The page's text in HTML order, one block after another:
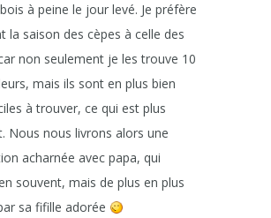
à peine le jour levé. Je préfère
la saison des cèpes à celle des
non seulement je les trouve 10
mais ils sont en plus bien
à trouver, ce qui est plus
Nous nous livrons alors une
acharnée avec papa, qui
souvent, mais de plus en plus
sa fifille adorée